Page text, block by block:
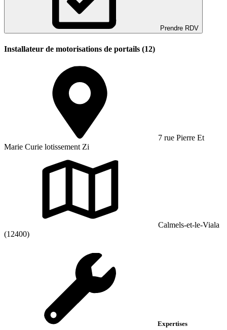
Prendre RDV
Installateur de motorisations de portails (12)
7 rue Pierre Et
Marie Curie lotissement Zi
Calmels-et-le-Viala
(12400)
Expertises